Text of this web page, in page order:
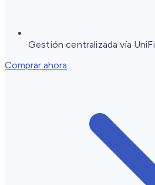
Gestión centralizada vía
Comprar ahora